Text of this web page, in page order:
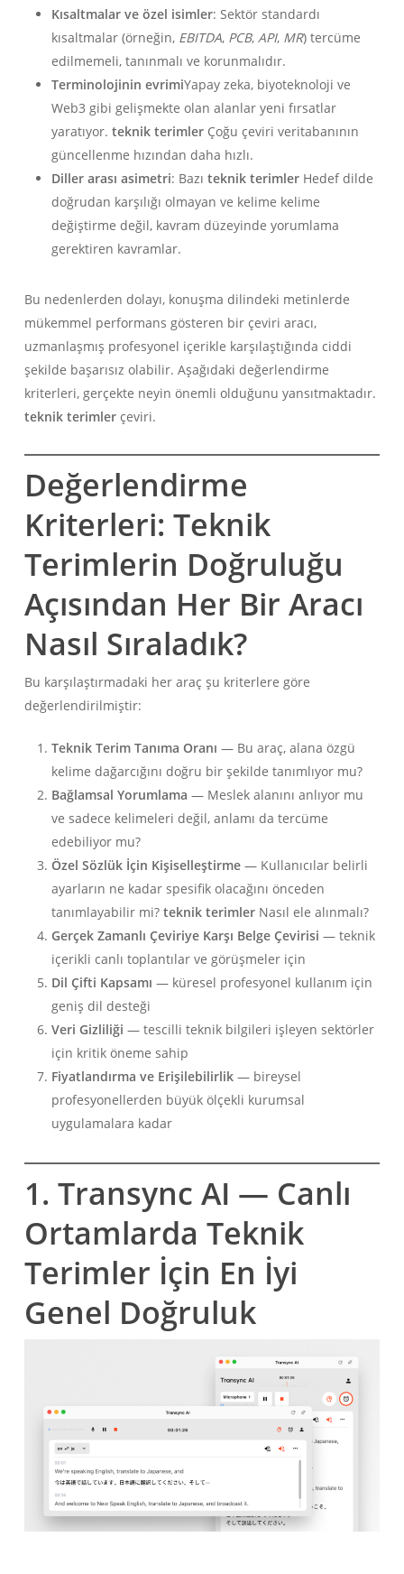
Kısaltmalar ve özel isimler: Sektör standardı
kısaltmalar (örneğin, EBITDA, PCB, API, MR) tercüme
edilmemeli, tanınmalı ve korunmalıdır.
Terminolojinin evrimiYapay zeka, biyoteknoloji ve
Web3 gibi gelişmekte olan alanlar yeni fırsatlar
yaratıyor. teknik terimlerÇoğu çeviri veritabanının
güncellenme hızından daha hızlı.
Diller arası asimetri: Bazı teknik terimlerHedef dilde
doğrudan karşılığı olmayan ve kelime kelime
değiştirme değil, kavram düzeyinde yorumlama
gerektiren kavramlar.
Bu nedenlerden dolayı, konuşma dilindeki metinlerde
mükemmel performans gösteren bir çeviri aracı,
uzmanlaşmış profesyonel içerikle karşılaştığında ciddi
şekilde başarısız olabilir. Aşağıdaki değerlendirme
kriterleri, gerçekte neyin önemli olduğunu yansıtmaktadır.
teknik terimlerçeviri.
Değerlendirme
Kriterleri: Teknik
Terimlerin Doğruluğu
Açısından Her Bir Aracı
Nasıl Sıraladık?
Bu karşılaştırmadaki her araç şu kriterlere göre
değerlendirilmiştir:
Teknik Terim Tanıma Oranı — Bu araç, alana özgü
kelime dağarcığını doğru bir şekilde tanımlıyor mu?
Bağlamsal Yorumlama — Meslek alanını anlıyor mu
ve sadece kelimeleri değil, anlamı da tercüme
edebiliyor mu?
Özel Sözlük İçin Kişiselleştirme— Kullanıcılar belirli
ayarların ne kadar spesifik olacağını önceden
tanımlayabilir mi? teknik terimlerNasıl ele alınmalı?
Gerçek Zamanlı Çeviriye Karşı Belge Çevirisi — teknik
içerikli canlı toplantılar ve görüşmeler için
Dil Çifti Kapsamı — küresel profesyonel kullanım için
geniş dil desteği
Veri Gizliliği — tescilli teknik bilgileri işleyen sektörler
için kritik öneme sahip
Fiyatlandırma ve Erişilebilirlik— bireysel
profesyonellerden büyük ölçekli kurumsal
uygulamalara kadar
1. Transync AI — Canlı
Ortamlarda Teknik
Terimler İçin En İyi
Genel Doğruluk